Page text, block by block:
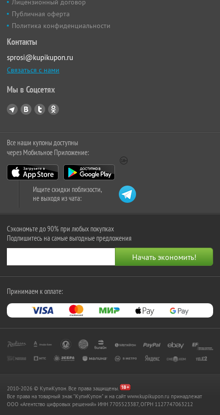
Лицензионный договор
Публичная оферта
Политика конфиденциальности
Контакты
sprosi@kupikupon.ru
Связаться с нами
Мы в Соцсетях
Все наши купоны доступны
через Мобильное Приложение:
Ищите скидки поблизости,
не выходя из чата:
Сэкономьте до 90% при любых покупках
Подпишитесь на самые выгодные предложения
Принимаем к оплате:
2010-2026 © КупиКупон. Все права защищены.
Все права на товарный знак "КупиКупон" и на сайт www.kupikupon.ru принадлежат
OOO «Агентство цифровых решений» ИНН 7705523387, ОГРН 1127747063212